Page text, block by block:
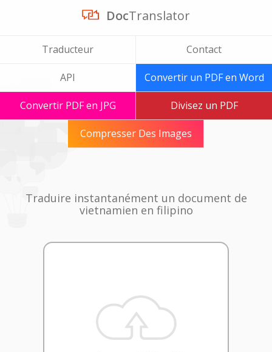
DocTranslator
Traducteur Contact
API Convertir un PDF en Word
Convertir PDF en JPG Divisez un PDF
Compresser Des Images
Traduire instantanément un document de
vietnamien en filipino